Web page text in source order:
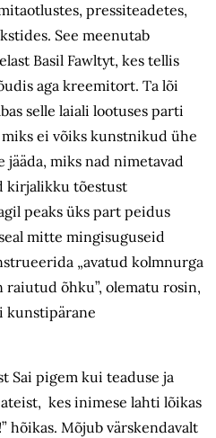
pressiteadetes,
See meenutab
Basil Fawltyt, kes tellis
aga kreemitort. Ta lõi
selle laiali lootuses parti
ei võiks kunstnikud ühe
jääda, miks nad nimetavad
kirjalikku tõestust
peaks üks part peidus
mitte mingisuguseid
„avatud kolmnurga
õhku”, olematu rosin,
kunstipärane
Sai pigem kui teaduse ja
kes inimese lahti lõikas
hõikas. Mõjub värskendavalt